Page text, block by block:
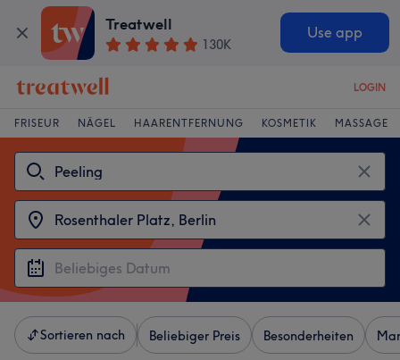
Treatwell
130K
Use app
LOGIN
FRISEUR NÄGEL HAARENTFERNUNG KOSMETIK MASSAGE
Sortieren nach Beliebiger Preis Besonderheiten